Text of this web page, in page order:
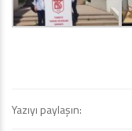
Yazıyı paylaşın: